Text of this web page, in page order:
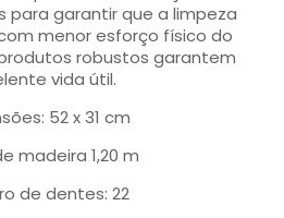
para garantir que a limpeza
menor esforço físico do
robustos garantem
vida útil.
52 x 31 cm
madeira 1,20 m
de dentes: 22